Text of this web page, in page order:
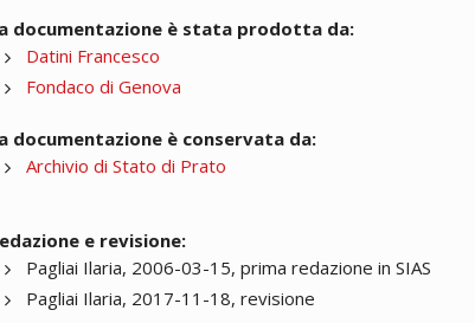
documentazione è stata prodotta da:
Datini Francesco
Fondaco di Genova
documentazione è conservata da:
Archivio di Stato di Prato
e revisione:
Pagliai Ilaria, 2006-03-15, prima redazione in SIAS
Pagliai Ilaria, 2017-11-18, revisione